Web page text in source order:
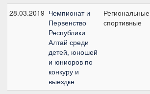
28.03.2019 Чемпионат и
Первенство
Республики
Алтай среди
детей, юношей
и юниоров по
конкуру и
выездке
Региональные
спортивные